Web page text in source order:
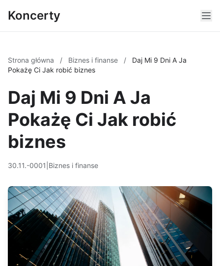
Koncerty
Strona główna / Biznes i finanse /
Daj Mi 9 Dni A Ja
Pokażę Ci Jak robić biznes
Daj Mi 9 Dni A Ja
Pokażę Ci Jak robić
biznes
30.11.-0001 Biznes i finanse